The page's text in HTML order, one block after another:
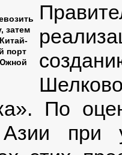
затем
порт
По
при